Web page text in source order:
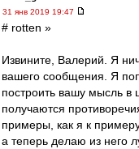
31 янв 2019 19:47
# rotten »
Извините, Валерий. Я
вашего сообщения. Я
построить вашу мысль в
получаются
примеры, как я к
а теперь делаю из него